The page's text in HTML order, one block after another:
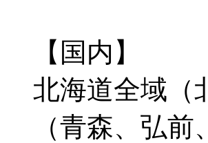
【国内】
北海道全域（
（青森、弘